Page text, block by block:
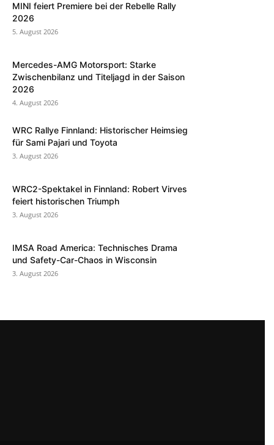
MINI feiert Premiere bei der Rebelle Rally
2026
5. August 2026
Mercedes-AMG Motorsport: Starke
Zwischenbilanz und Titeljagd in der Saison
2026
4. August 2026
WRC Rallye Finnland: Historischer Heimsieg
für Sami Pajari und Toyota
3. August 2026
WRC2-Spektakel in Finnland: Robert Virves
feiert historischen Triumph
3. August 2026
IMSA Road America: Technisches Drama
und Safety-Car-Chaos in Wisconsin
3. August 2026